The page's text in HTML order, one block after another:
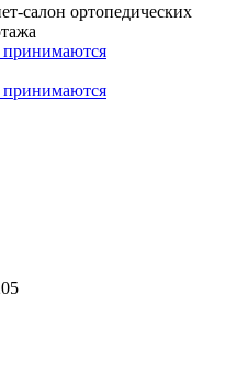
салон ортопедических
принимаются
принимаются